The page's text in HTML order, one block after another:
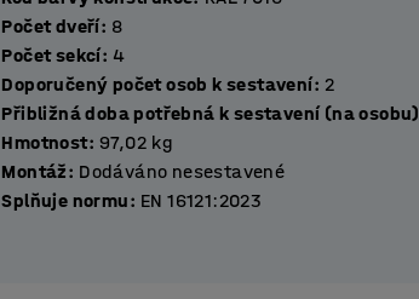
Počet dveří: 8
Počet sekcí: 4
Doporučený počet osob k sestavení: 2
Přibližná doba potřebná k sestavení (na osobu)
Hmotnost: 97,02 kg
Montáž: Dodáváno nesestavené
Splňuje normu: EN 16121:2023